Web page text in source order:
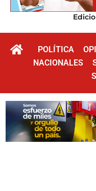
POLÍTICA
NACIONALES